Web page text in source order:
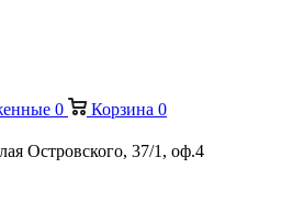
0 Корзина 0
Островского, 37/1, оф.4